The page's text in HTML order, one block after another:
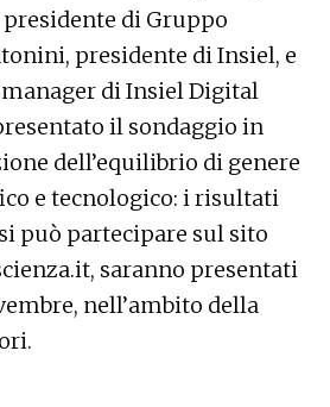
di Gruppo
presidente di Insiel, e
di Insiel Digital
il sondaggio in
dell’equilibrio di genere
e tecnologico: i risultati
può partecipare sul sito
saranno presentati
nell’ambito della